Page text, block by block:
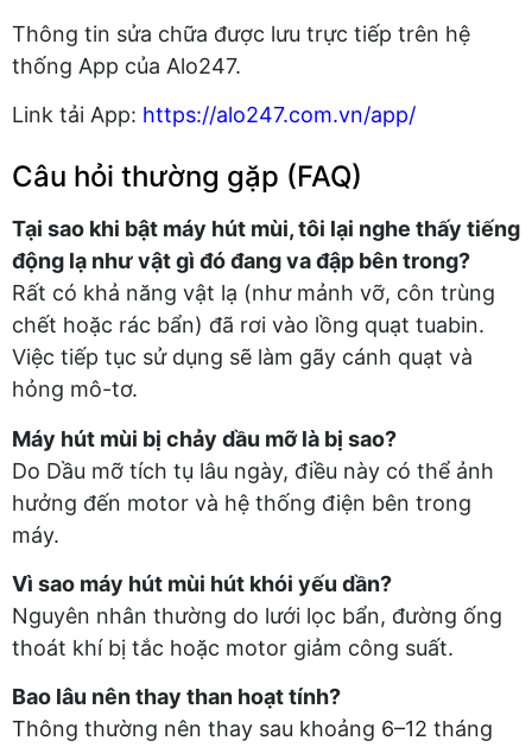
Thông tin sửa chữa được lưu trực tiếp trên hệ
thống App của Alo247.
Link tải App: https://alo247.com.vn/app/
Câu hỏi thường gặp (FAQ)
Tại sao khi bật máy hút mùi, tôi lại nghe thấy tiếng
động lạ như vật gì đó đang va đập bên trong?
Rất có khả năng vật lạ (như mảnh vỡ, côn trùng
chết hoặc rác bẩn) đã rơi vào lồng quạt tuabin.
Việc tiếp tục sử dụng sẽ làm gãy cánh quạt và
hỏng mô-tơ.
Máy hút mùi bị chảy dầu mỡ là bị sao?
Do Dầu mỡ tích tụ lâu ngày, điều này có thể ảnh
hưởng đến motor và hệ thống điện bên trong
máy.
Vì sao máy hút mùi hút khói yếu dần?
Nguyên nhân thường do lưới lọc bẩn, đường ống
thoát khí bị tắc hoặc motor giảm công suất.
Bao lâu nên thay than hoạt tính?
Thông thường nên thay sau khoảng 6–12 tháng